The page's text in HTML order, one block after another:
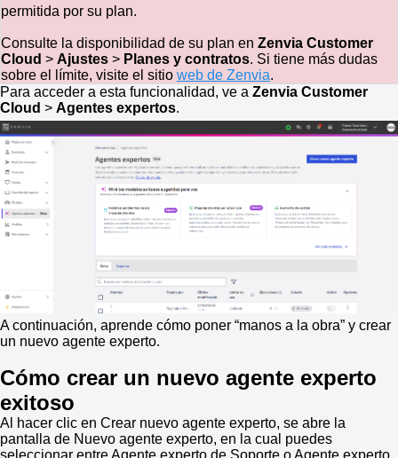
permitida por su plan.
Consulte la disponibilidad de su plan en Zenvia Customer
Cloud > Ajustes > Planes y contratos. Si tiene más dudas
sobre el límite, visite el sitio web de Zenvia.
Para acceder a esta funcionalidad, ve a Zenvia Customer
Cloud > Agentes expertos.
A continuación, aprende cómo poner “manos a la obra” y crear
un nuevo agente experto.
Cómo crear un nuevo agente experto
exitoso
Al hacer clic en Crear nuevo agente experto, se abre la
pantalla de Nuevo agente experto, en la cual puedes
seleccionar entre Agente experto de Soporte o Agente experto